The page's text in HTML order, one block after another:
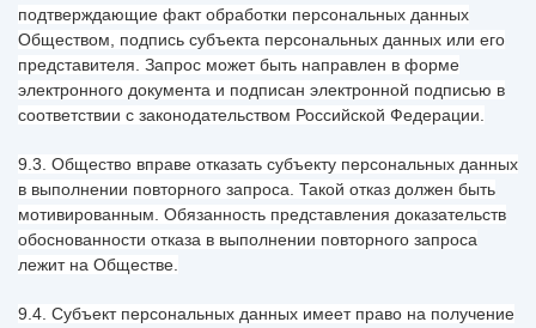
подтверждающие факт обработки персональных данных
Обществом, подпись субъекта персональных данных или его
представителя. Запрос может быть направлен в форме
электронного документа и подписан электронной подписью в
соответствии с законодательством Российской Федерации.
9.3. Общество вправе отказать субъекту персональных данных
в выполнении повторного запроса. Такой отказ должен быть
мотивированным. Обязанность представления доказательств
обоснованности отказа в выполнении повторного запроса
лежит на Обществе.
9.4. Субъект персональных данных имеет право на получение